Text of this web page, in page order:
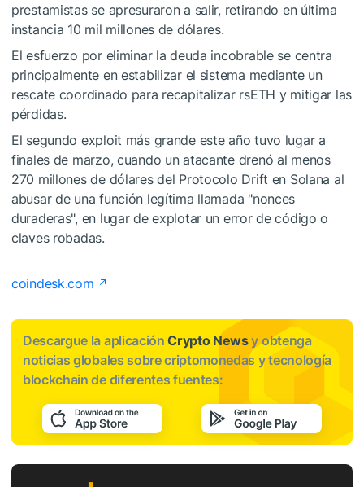
prestamistas se apresuraron a salir, retirando en última
instancia 10 mil millones de dólares.
El esfuerzo por eliminar la deuda incobrable se centra
principalmente en estabilizar el sistema mediante un
rescate coordinado para recapitalizar rsETH y mitigar las
pérdidas.
El segundo exploit más grande este año tuvo lugar a
finales de marzo, cuando un atacante drenó al menos
270 millones de dólares del Protocolo Drift en Solana al
abusar de una función legítima llamada "nonces
duraderas", en lugar de explotar un error de código o
claves robadas.
coindesk.com
Descargue la aplicaciónCrypto Newsy obtenga
noticias globales sobre criptomonedas y tecnología
blockchain de diferentes fuentes: